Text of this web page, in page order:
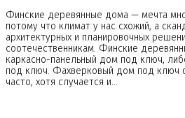
Финские деревянные дома — мечта
потому что климат у нас схожий, а
архитектурных и планировочных
соотечественникам. Финские
каркасно-панельный дом под ключ,
под ключ. Фахверковый дом под ключ
часто, хотя случается и…